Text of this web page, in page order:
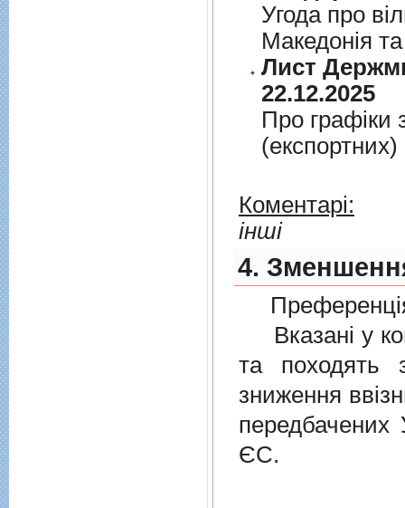
Угода про
Македонiя
Лист
22.12.2025
Про графiки
Коментарі:
інші
4.
Вказані у
та походять
зниження
передбачених
ЄС.